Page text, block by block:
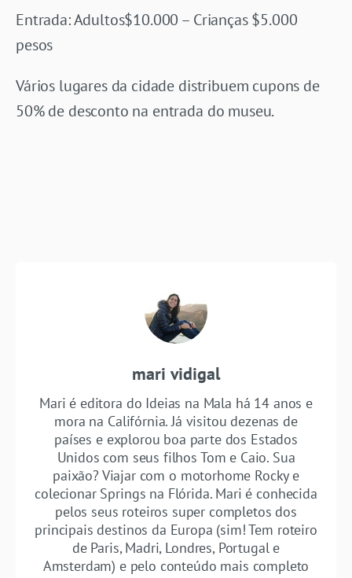
Entrada: Adultos$10.000 – Crianças $5.000
pesos
Vários lugares da cidade distribuem cupons de
50% de desconto na entrada do museu.
mari vidigal
Mari é editora do Ideias na Mala há 14 anos e
mora na Califórnia. Já visitou dezenas de
países e explorou boa parte dos Estados
Unidos com seus filhos Tom e Caio. Sua
paixão? Viajar com o motorhome Rocky e
colecionar Springs na Flórida. Mari é conhecida
pelos seus roteiros super completos dos
principais destinos da Europa (sim! Tem roteiro
de Paris, Madri, Londres, Portugal e
Amsterdam) e pelo conteúdo mais completo